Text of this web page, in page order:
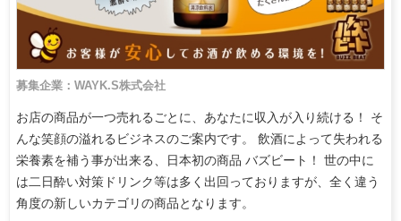
募集企業：WAYK.S株式会社
お店の商品が一つ売れるごとに、あなたに収入が入り続ける！ そ
んな笑顔の溢れるビジネスのご案内です。 飲酒によって失われる
栄養素を補う事が出来る、日本初の商品 バズビート！ 世の中に
は二日酔い対策ドリンク等は多く出回っておりますが、全く違う
角度の新しいカテゴリの商品となります。